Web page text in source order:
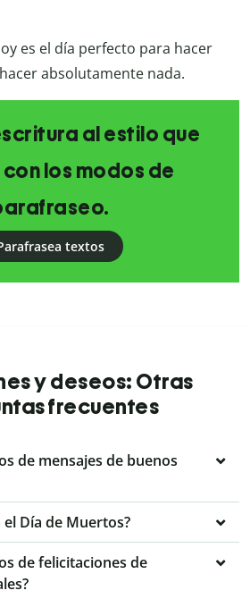
es el día perfecto para hacer
absolutamente nada.
al estilo que
los modos de
textos
y deseos: Otras
frecuentes
de mensajes de buenos
el Día de Muertos?
de felicitaciones de